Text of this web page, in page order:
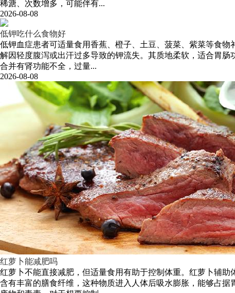
稀溏、次数增多，可能伴有...
2026-08-08
低钾吃什么食物好
低钾血症患者可适量食用香蕉、橙子、土豆、菠菜、紫菜等食
解因轻度腹泻或出汗过多导致的钾流失。其质地柔软，适合胃
合并有肾功能不全，过量...
2026-08-08
红萝卜能减肥吗
红萝卜不能直接减肥，但适量食用有助于控制体重。红萝卜辅
含有丰富的膳食纤维，这种物质进入人体后吸水膨胀，能够占